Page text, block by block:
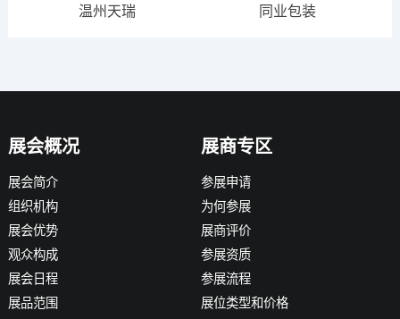
温州天瑞 同业包装
展会概况
展会简介
组织机构
展会优势
观众构成
展会日程
展品范围
展商专区
参展申请
为何参展
展商评价
参展资质
参展流程
展位类型和价格